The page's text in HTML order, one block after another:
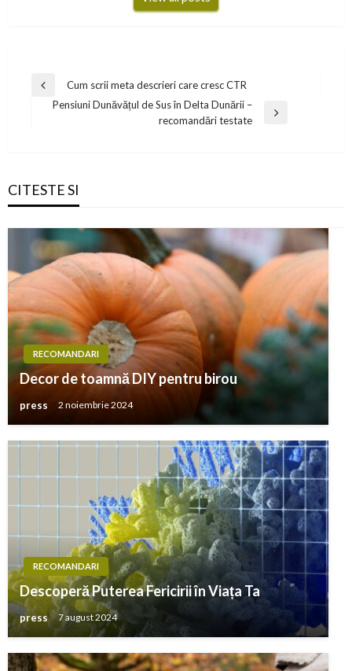
Navigare
Previous
Cum scrii meta descrieri care cresc CTR
Pensiuni Dunăvățul de Sus în Delta Dunării –
recomandări testate
CITESTE SI
RECOMANDARI
Decor de toamnă DIY pentru birou
press 2 noiembrie 2024
RECOMANDARI
Descoperă Puterea Fericirii în Viața Ta
press 7 august 2024